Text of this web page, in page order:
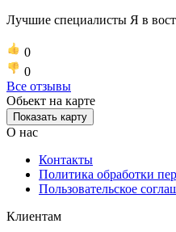
Лучшие специалисты Я в
0
0
Все отзывы
Обьект на карте
Показать карту
О нас
Контакты
Политика обработки
Пользовательское
Клиентам